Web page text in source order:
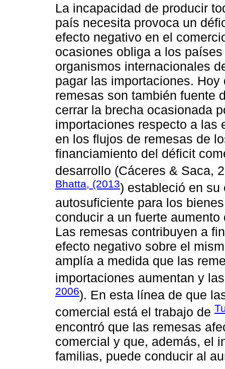
La incapacidad de producir
país necesita provoca un
efecto negativo en el
ocasiones obliga a los
organismos internacionales
pagar las importaciones.
remesas son también fuente
cerrar la brecha ocasionada
importaciones respecto a las
en los flujos de remesas de
financiamiento del déficit
desarrollo (Cáceres & Saca,
Bhatta, (2013) estableció en su
autosuficiente para los
conducir a un fuerte
Las remesas contribuyen a
efecto negativo sobre el
amplía a medida que las
importaciones aumentan y
2006). En esta línea de que
comercial está el trabajo de
encontró que las remesas
comercial y que, además, el
familias, puede conducir al